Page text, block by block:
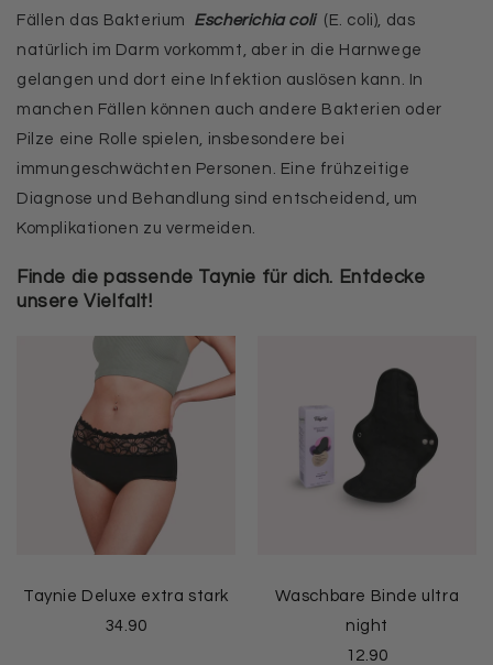
Fällen das Bakterium
Escherichia coli (E. coli), das
natürlich im Darm vorkommt, aber in die Harnwege
gelangen und dort eine Infektion auslösen kann. In
manchen Fällen können auch andere Bakterien oder
Pilze eine Rolle spielen, insbesondere bei
immungeschwächten Personen. Eine frühzeitige
Diagnose und Behandlung sind entscheidend, um
Komplikationen zu vermeiden.
Finde die passende Taynie für dich. Entdecke
unsere Vielfalt!
Taynie Deluxe extra stark
34.90
Waschbare Binde ultra
night
12.90